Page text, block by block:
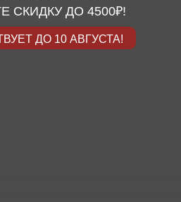
СКИДКУ ДО 4500₽!
ДО 10 АВГУСТА!